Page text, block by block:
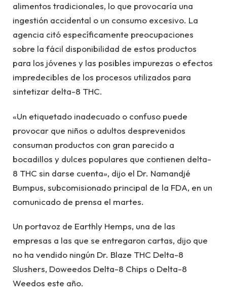
alimentos tradicionales, lo que provocaría una
ingestión accidental o un consumo excesivo. La
agencia citó específicamente preocupaciones
sobre la fácil disponibilidad de estos productos
para los jóvenes y las posibles impurezas o efectos
impredecibles de los procesos utilizados para
sintetizar delta-8 THC.
«Un etiquetado inadecuado o confuso puede
provocar que niños o adultos desprevenidos
consuman productos con gran parecido a
bocadillos y dulces populares que contienen delta-
8 THC sin darse cuenta», dijo el Dr. Namandjé
Bumpus, subcomisionado principal de la FDA, en un
comunicado de prensa el martes.
Un portavoz de Earthly Hemps, una de las
empresas a las que se entregaron cartas, dijo que
no ha vendido ningún Dr. Blaze THC Delta-8
Slushers, Doweedos Delta-8 Chips o Delta-8
Weedos este año.